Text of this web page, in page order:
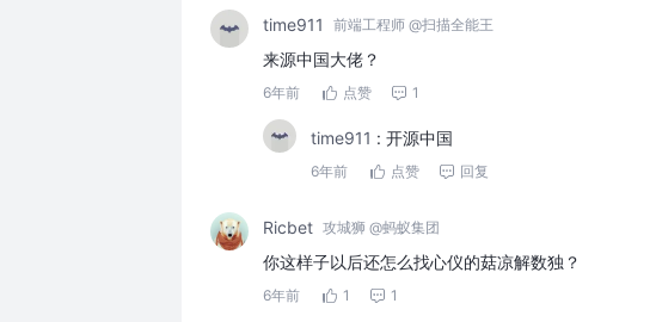
time911 前端工程师 @扫描全能王
来源中国大佬？
6年前 点赞 1
time911 : 开源中国
6年前 点赞 回复
Ricbet 攻城狮 @蚂蚁集团
你这样子以后还怎么找心仪的菇凉解数独？
6年前 1 1